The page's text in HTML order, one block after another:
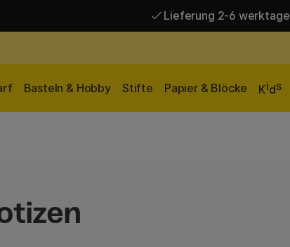
Lieferung 2-6 werktage
Basteln & Hobby Stifte Papier & Blöcke Kids